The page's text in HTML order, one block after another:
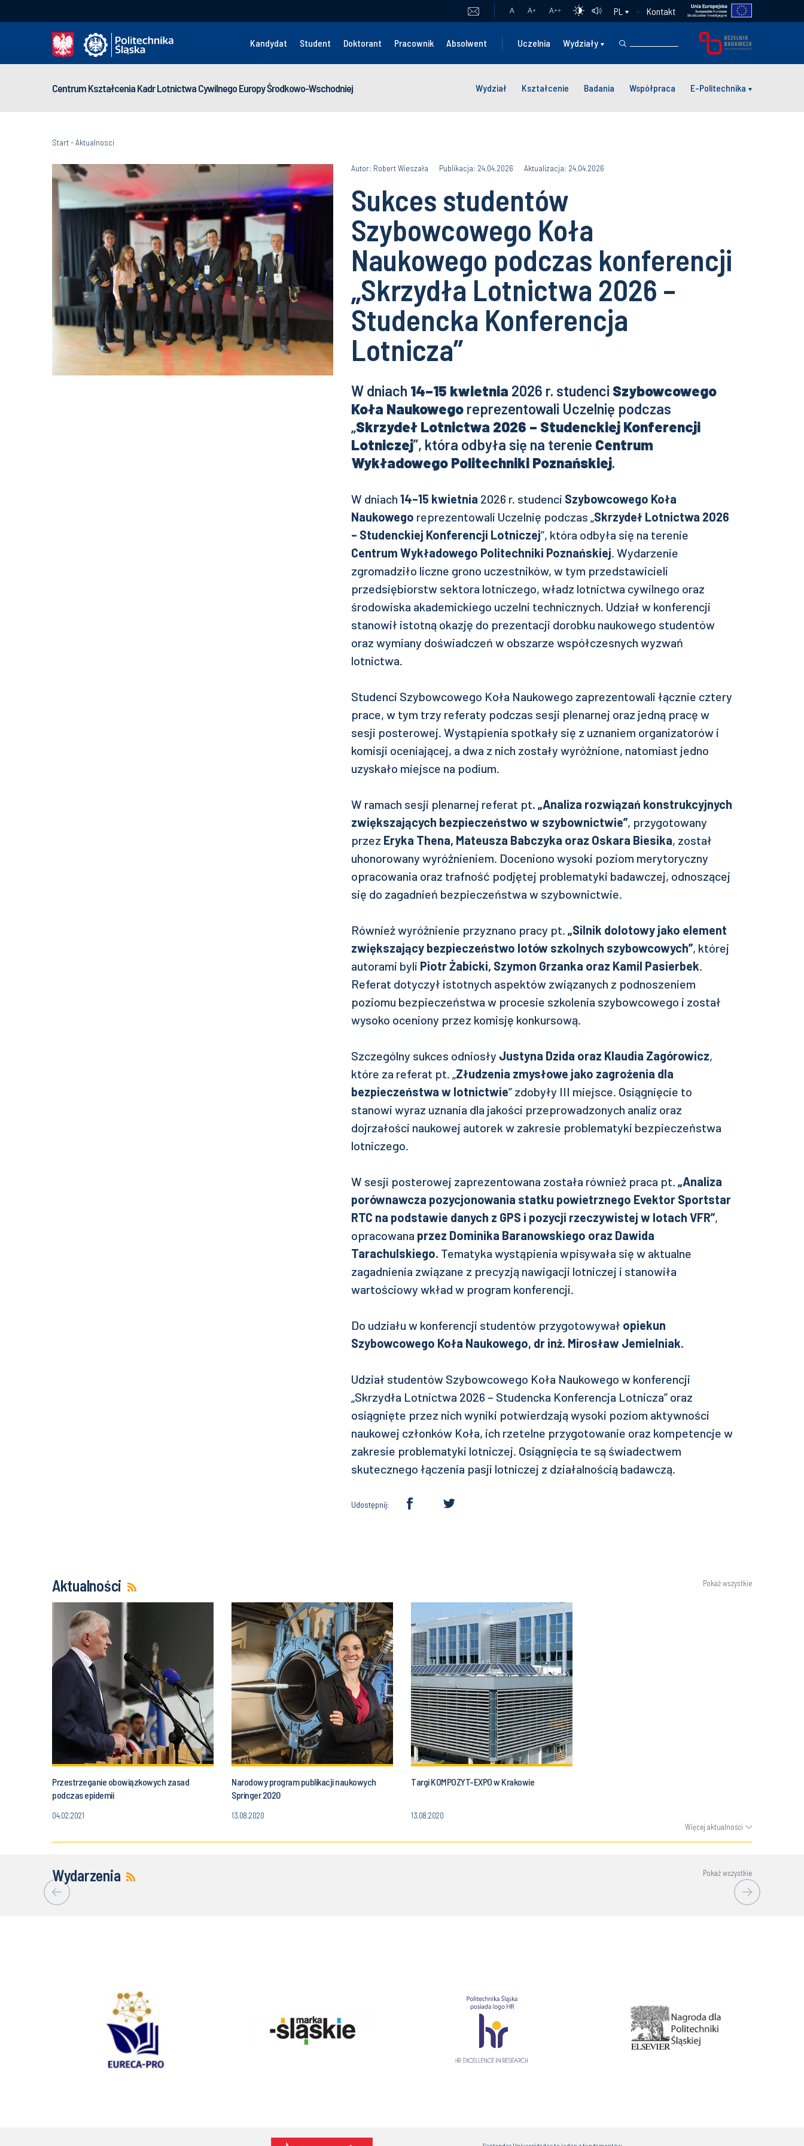
A A+ A++ PL Kontakt
Kandydat Student Doktorant Pracownik Absolwent Uczelnia Wydziały
Centrum Kształcenia Kadr Lotnictwa Cywilnego Europy Środkowo-Wschodniej Wydział Kształcenie Badania Współpraca E-Politechnika
Start-Aktualnosci
Autor: Robert Wieszała Publikacja: 24.04.2026 Aktualizacja: 24.04.2026
Sukces studentów
Szybowcowego Koła
Naukowego podczas konferencji
„Skrzydła Lotnictwa 2026 –
Studencka Konferencja
Lotnicza”
W dniach 14–15 kwietnia 2026 r. studenci Szybowcowego
Koła Naukowego reprezentowali Uczelnię podczas
„Skrzydeł Lotnictwa 2026 – Studenckiej Konferencji
Lotniczej”, która odbyła się na terenie Centrum
Wykładowego Politechniki Poznańskiej.
W dniach 14–15 kwietnia 2026 r. studenci Szybowcowego Koła
Naukowego reprezentowali Uczelnię podczas „Skrzydeł Lotnictwa 2026
– Studenckiej Konferencji Lotniczej”, która odbyła się na terenie
Centrum Wykładowego Politechniki Poznańskiej. Wydarzenie
zgromadziło liczne grono uczestników, w tym przedstawicieli
przedsiębiorstw sektora lotniczego, władz lotnictwa cywilnego oraz
środowiska akademickiego uczelni technicznych. Udział w konferencji
stanowił istotną okazję do prezentacji dorobku naukowego studentów
oraz wymiany doświadczeń w obszarze współczesnych wyzwań
lotnictwa.
Studenci Szybowcowego Koła Naukowego zaprezentowali łącznie cztery
prace, w tym trzy referaty podczas sesji plenarnej oraz jedną pracę w
sesji posterowej. Wystąpienia spotkały się z uznaniem organizatorów i
komisji oceniającej, a dwa z nich zostały wyróżnione, natomiast jedno
uzyskało miejsce na podium.
W ramach sesji plenarnej referat pt. „Analiza rozwiązań konstrukcyjnych
zwiększających bezpieczeństwo w szybownictwie”, przygotowany
przez Eryka Thena, Mateusza Babczyka oraz Oskara Biesika, został
uhonorowany wyróżnieniem. Doceniono wysoki poziom merytoryczny
opracowania oraz trafność podjętej problematyki badawczej, odnoszącej
się do zagadnień bezpieczeństwa w szybownictwie.
Również wyróżnienie przyznano pracy pt. „Silnik dolotowy jako element
zwiększający bezpieczeństwo lotów szkolnych szybowcowych”, której
autorami byli Piotr Żabicki, Szymon Grzanka oraz Kamil Pasierbek.
Referat dotyczył istotnych aspektów związanych z podnoszeniem
poziomu bezpieczeństwa w procesie szkolenia szybowcowego i został
wysoko oceniony przez komisję konkursową.
Szczególny sukces odniosły Justyna Dzida oraz Klaudia Zagórowicz,
które za referat pt. „Złudzenia zmysłowe jako zagrożenia dla
bezpieczeństwa w lotnictwie” zdobyły III miejsce. Osiągnięcie to
stanowi wyraz uznania dla jakości przeprowadzonych analiz oraz
dojrzałości naukowej autorek w zakresie problematyki bezpieczeństwa
lotniczego.
W sesji posterowej zaprezentowana została również praca pt. „Analiza
porównawcza pozycjonowania statku powietrznego Evektor Sportstar
RTC na podstawie danych z GPS i pozycji rzeczywistej w lotach VFR”,
opracowana przez Dominika Baranowskiego oraz Dawida
Tarachulskiego. Tematyka wystąpienia wpisywała się w aktualne
zagadnienia związane z precyzją nawigacji lotniczej i stanowiła
wartościowy wkład w program konferencji.
Do udziału w konferencji studentów przygotowywał opiekun
Szybowcowego Koła Naukowego, dr inż. Mirosław Jemielniak.
Udział studentów Szybowcowego Koła Naukowego w konferencji
„Skrzydła Lotnictwa 2026 – Studencka Konferencja Lotnicza” oraz
osiągnięte przez nich wyniki potwierdzają wysoki poziom aktywności
naukowej członków Koła, ich rzetelne przygotowanie oraz kompetencje w
zakresie problematyki lotniczej. Osiągnięcia te są świadectwem
skutecznego łączenia pasji lotniczej z działalnością badawczą.
Udostępnij:
Aktualności Pokaż wszystkie
Przestrzeganie obowiązkowych zasad
podczas epidemii
04.02.2021
Narodowy program publikacji naukowych
Springer 2020
13.08.2020
Targi KOMPOZYT-EXPO w Krakowie
13.08.2020
Więcej aktualności
Wydarzenia Pokaż wszystkie